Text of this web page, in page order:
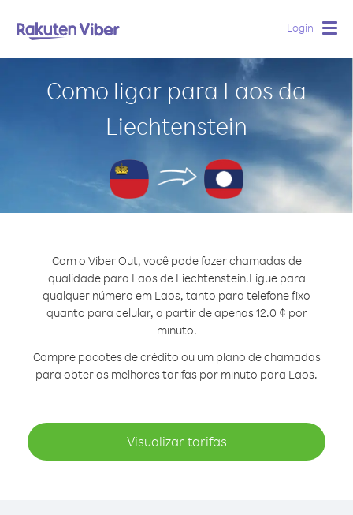
Login
Como ligar para Laos da
Liechtenstein
Com o Viber Out, você pode fazer chamadas de
qualidade para Laos de Liechtenstein.Ligue para
qualquer número em Laos, tanto para telefone fixo
quanto para celular, a partir de apenas 12.0 ¢ por
minuto.
Compre pacotes de crédito ou um plano de chamadas
para obter as melhores tarifas por minuto para Laos.
Visualizar tarifas